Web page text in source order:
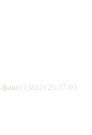
факс: (3812) 25-37-03